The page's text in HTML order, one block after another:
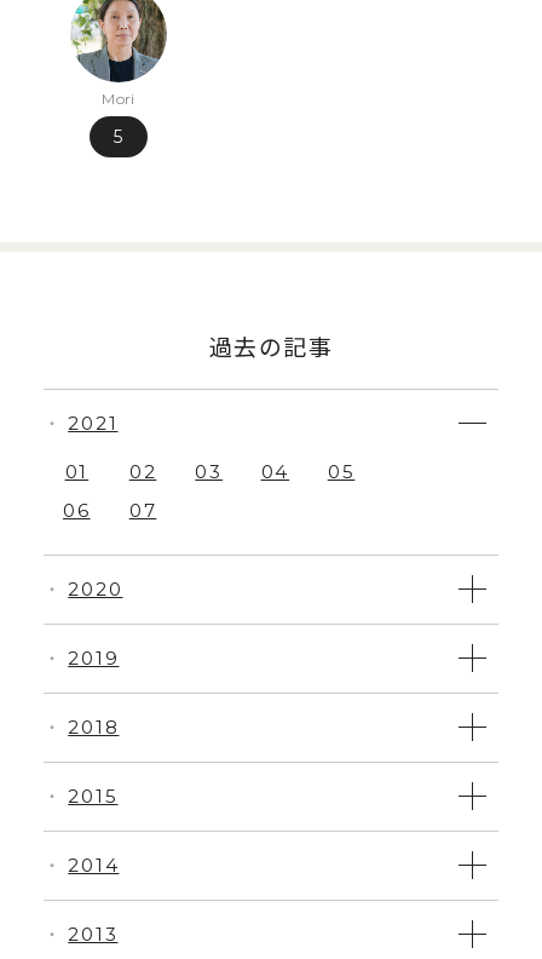
Mori
5
過去の記事
・ 2013
・ 2014
・ 2015
・ 2018
・ 2019
・ 2020
・ 2021
01 02 03 04
05
06
07